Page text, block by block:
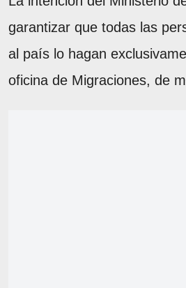
garantizar que todas las
al país lo hagan
oficina de Migraciones, de